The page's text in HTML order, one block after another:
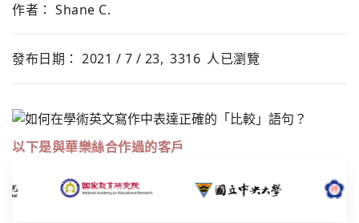
作者： Shane C.
發布日期： 2021 / 7 / 23, 3316 人已瀏覽
以下是與華樂絲合作過的客戶